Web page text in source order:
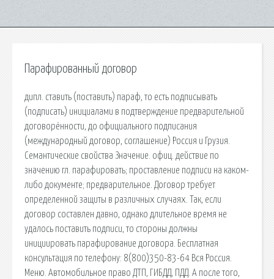
Парафированный договор
дипл. ставить (поставить) параф, то есть подписывать
(подписать) инициалами в подтверждение предварительной
договорённости, до официального подписания
(международный договор, соглашение) Россия и Грузия.
Семантические свойства Значение. офиц. действие по
значению гл. парафировать; проставление подписи на каком-
либо документе; предварительное. Договор требует
определенной защиты в различных случаях. Так, если
договор составлен давно, однако длительное время не
удалось поставить подписи, то стороны должны
инициировать парафирование договора. Бесплатная
консультация по телефону: 8(800)350-83-64 Вся Россия.
Меню. Автомобильное право ДТП, ГИБДД, ПДД. А после того,